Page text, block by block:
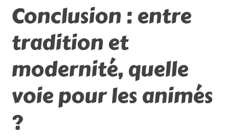
Conclusion : entre
tradition et
modernité, quelle
voie pour les animés
?